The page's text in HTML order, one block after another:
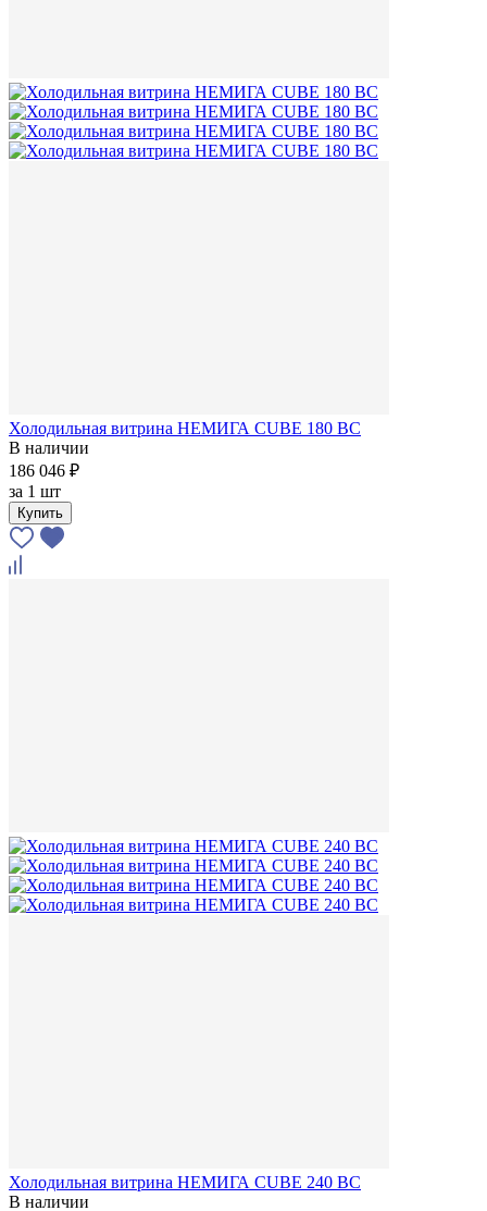
Холодильная витрина НЕМИГА CUBE 180 ВС
В наличии
186 046 ₽
за 1 шт
Купить
Холодильная витрина НЕМИГА CUBE 240 ВС
В наличии